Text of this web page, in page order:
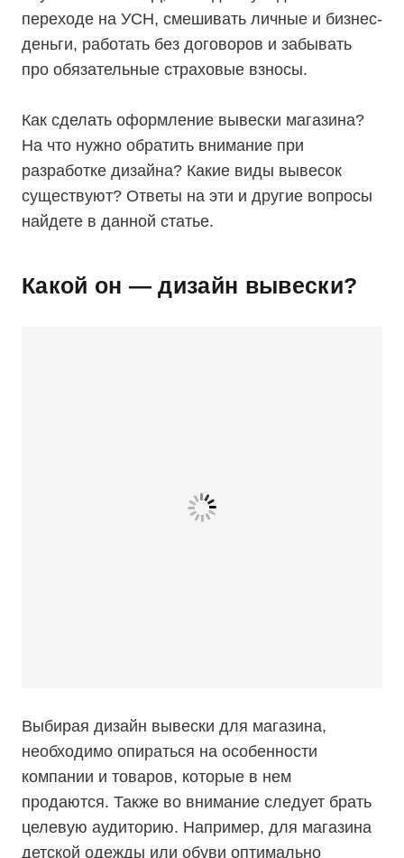
переходе на УСН, смешивать личные и бизнес-
деньги, работать без договоров и забывать
про обязательные страховые взносы.
Как сделать оформление вывески магазина?
На что нужно обратить внимание при
разработке дизайна? Какие виды вывесок
существуют? Ответы на эти и другие вопросы
найдете в данной статье.
Какой он — дизайн вывески?
Выбирая дизайн вывески для магазина,
необходимо опираться на особенности
компании и товаров, которые в нем
продаются. Также во внимание следует брать
целевую аудиторию. Например, для магазина
детской одежды или обуви оптимально